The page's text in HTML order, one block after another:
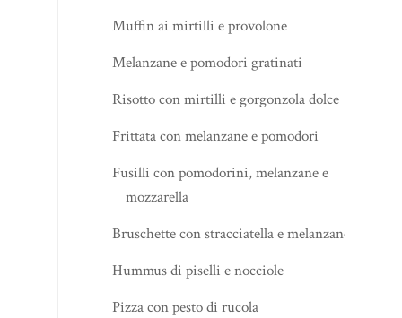
Muffin ai mirtilli e provolone
Melanzane e pomodori gratinati
Risotto con mirtilli e gorgonzola dolce
Frittata con melanzane e pomodori
Fusilli con pomodorini, melanzane e
mozzarella
Bruschette con stracciatella e melanzane
Hummus di piselli e nocciole
Pizza con pesto di rucola